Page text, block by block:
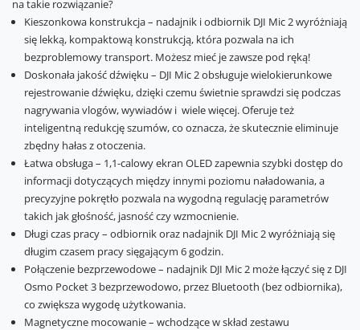
na takie rozwiązanie?
Kieszonkowa konstrukcja – nadajnik i odbiornik DJI Mic 2 wyróżniają
się lekką, kompaktową konstrukcją, która pozwala na ich
bezproblemowy transport. Możesz mieć je zawsze pod ręką!
Doskonała jakość dźwięku – DJI Mic 2 obsługuje wielokierunkowe
rejestrowanie dźwięku, dzięki czemu świetnie sprawdzi się podczas
nagrywania vlogów, wywiadów i wiele więcej. Oferuje też
inteligentną redukcję szumów, co oznacza, że skutecznie eliminuje
zbędny hałas z otoczenia.
Łatwa obsługa – 1,1-calowy ekran OLED zapewnia szybki dostęp do
informacji dotyczących między innymi poziomu naładowania, a
precyzyjne pokrętło pozwala na wygodną regulację parametrów
takich jak głośność, jasność czy wzmocnienie.
Długi czas pracy – odbiornik oraz nadajnik DJI Mic 2 wyróżniają się
długim czasem pracy sięgającym 6 godzin.
Połączenie bezprzewodowe – nadajnik DJI Mic 2 może łączyć się z DJI
Osmo Pocket 3 bezprzewodowo, przez Bluetooth (bez odbiornika),
co zwiększa wygodę użytkowania.
Magnetyczne mocowanie – wchodzące w skład zestawu